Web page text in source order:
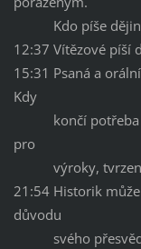
Kdo píše dějiny
12:37 Vítězové píší
15:31 Psaná a
Kdy
končí potřeba
pro
výroky, tvrzení,
21:54 Historik
důvodu
svého